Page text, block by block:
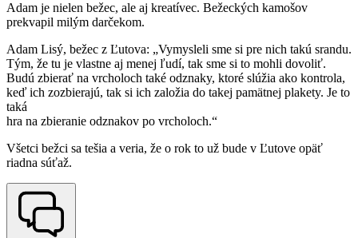
Adam je nielen bežec, ale aj kreatívec. Bežeckých kamošov
prekvapil milým darčekom.
Adam Lisý, bežec z Ľutova: „Vymysleli sme si pre nich takú srandu.
Tým, že tu je vlastne aj menej ľudí, tak sme si to mohli dovoliť.
Budú zbierať na vrcholoch také odznaky, ktoré slúžia ako kontrola,
keď ich zozbierajú, tak si ich založia do takej pamätnej plakety. Je to
taká
hra na zbieranie odznakov po vrcholoch.“
Všetci bežci sa tešia a veria, že o rok to už bude v Ľutove opäť
riadna súťaž.